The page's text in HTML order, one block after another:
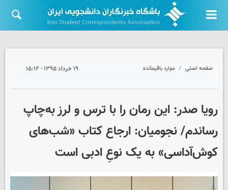
صفحه اصلی موارد باقیمانده ۱۹ خرداد ۱۳۹۵ - ۱۵:۱۲
رویا صدر: این رمان را با ترس و لرز به‌چاپ
رساندم/ نجومیان: ارجاع کتاب «شب‌های
کوش‌آداسی» به یک نوعِ ادبی است